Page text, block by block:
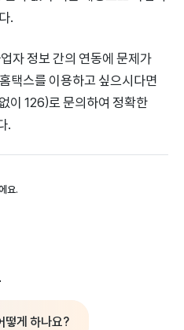
.
자 정보 간의 연동에 문제가
택스를 이용하고 싶으시다면
이 126)로 문의하여 정확한
.
요.
떻게 하나요?